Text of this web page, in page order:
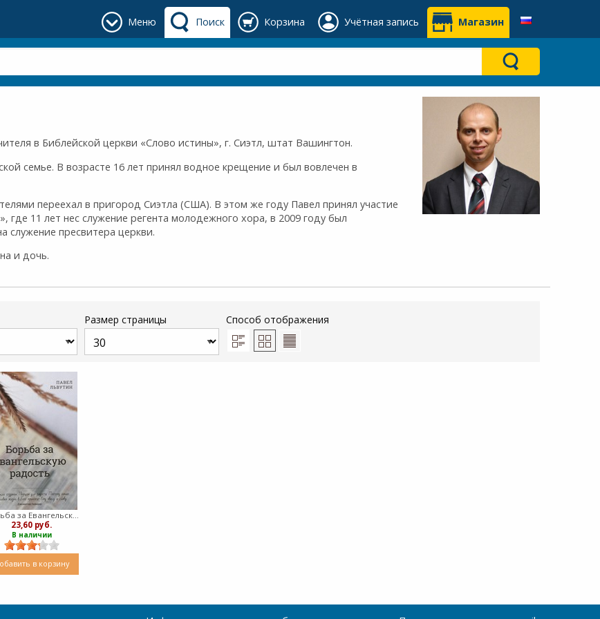
Меню Поиск Корзина Учётная запись Магазин
в Библейской церкви «Слово истины», г. Сиэтл, штат Вашингтон.
семье. В возрасте 16 лет принял водное крещение и был вовлечен в
переехал в пригород Сиэтла (США). В этом же году Павел принял участие
где 11 лет нес служение регента молодежного хора, в 2009 году был
служение пресвитера церкви.
и дочь.
Размер страницы Способ отображения
Борьба за Евангельскую радость (Мягкий)
23,60 руб.
В наличии
в корзину